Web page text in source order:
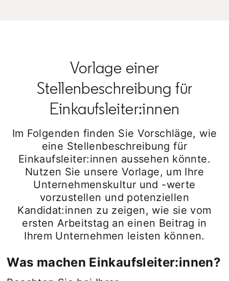
Vorlage einer
Stellenbeschreibung für
Einkaufsleiter:innen
Im Folgenden finden Sie Vorschläge, wie
eine Stellenbeschreibung für
Einkaufsleiter:innen aussehen könnte.
Nutzen Sie unsere Vorlage, um Ihre
Unternehmenskultur und -werte
vorzustellen und potenziellen
Kandidat:innen zu zeigen, wie sie vom
ersten Arbeitstag an einen Beitrag in
Ihrem Unternehmen leisten können.
Was machen Einkaufsleiter:innen?